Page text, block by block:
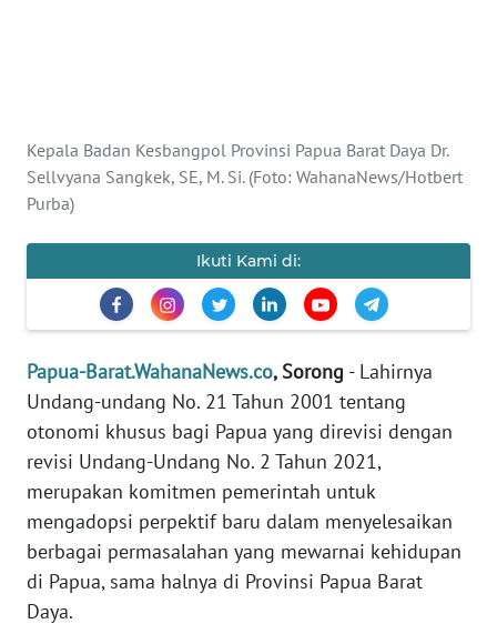
Kepala Badan Kesbangpol Provinsi Papua Barat Daya Dr.
Sellvyana Sangkek, SE, M. Si. (Foto: WahanaNews/Hotbert
Purba)
Ikuti Kami di:
Papua-Barat.WahanaNews.co, Sorong - Lahirnya
Undang-undang No. 21 Tahun 2001 tentang
otonomi khusus bagi Papua yang direvisi dengan
revisi Undang-Undang No. 2 Tahun 2021,
merupakan komitmen pemerintah untuk
mengadopsi perpektif baru dalam menyelesaikan
berbagai permasalahan yang mewarnai kehidupan
di Papua, sama halnya di Provinsi Papua Barat
Daya.
KAMI
PEDOMAN
KARIR
DISCLAIMER
Wahana
Regional
WN
SUMUT